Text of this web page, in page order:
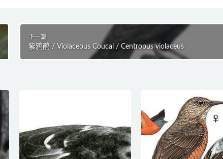
下一篇
紫鸦鹃 / Violaceous Coucal / Centropus violaceus